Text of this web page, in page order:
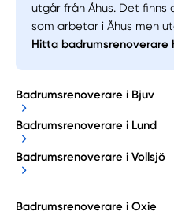
utgår från Åhus. Det
som arbetar i Åhus men
Hitta badrumsrenoverare
Badrumsrenoverare i Bjuv
Badrumsrenoverare i Lund
Badrumsrenoverare i Vollsjö
Badrumsrenoverare i Oxie